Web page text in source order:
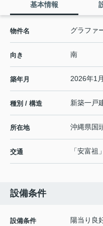
基本情報
物件名 グラファ
向き 南
築年月 2026年1
種別 / 構造 新築一戸
所在地 沖縄県国
交通 「安富
設備条件
設備条件
陽当り良